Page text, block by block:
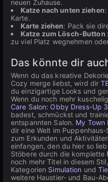
neuen Zuhause.
Katze nach unten ziehen
Karte.
Karte ziehen: Pack sie
Katze zum Lösch-Button
zu viel Platz wegnehmen
Das könnte dir
Wenn du das kreative
Сozy merge liebst, wird dir
du einzigartige Looks und
Wenn du noch mehr
Care Salon: Obby Dress-Up
badest, schmückst und
entspannten Salon. My Town
dir eine Welt im
zum Erkunden und
einfangen, den du hier so
Stöbere durch die komplette
noch mehr Titel in diesem
Kategorien Simulation und
weitere Haustier- und Bau-